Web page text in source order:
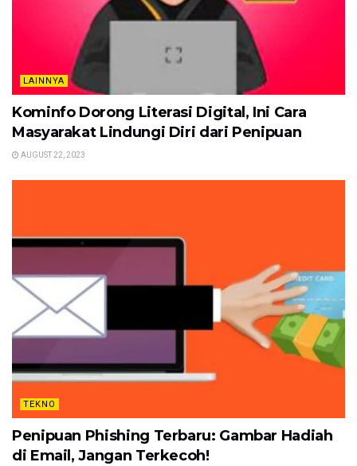
LAINNYA
Kominfo Dorong Literasi Digital, Ini Cara
Masyarakat Lindungi Diri dari Penipuan
AUGUST 22, 2023
TEKNO
Penipuan Phishing Terbaru: Gambar Hadiah
di Email, Jangan Terkecoh!